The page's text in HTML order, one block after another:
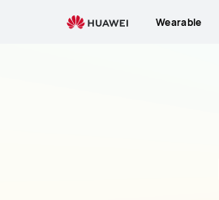
Wearable